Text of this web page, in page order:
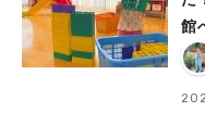
館
児